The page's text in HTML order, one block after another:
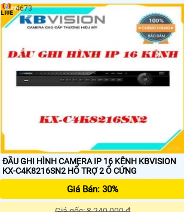
MEGapxiel băng thông tối đa 160 Mbps
ĐẦU GHI HÌNH CAMERA IP 16 KÊNH KBVISION
KX-C4K8216SN2 HỔ TRỢ 2 Ổ CỨNG
Giá Bán: 30%
4673